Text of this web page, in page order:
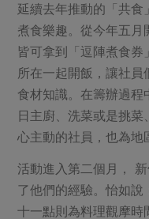
休閒零嘴
居家好物
美妝保養
家庭清潔
日用品
防災用品
漬物
涼拌沙拉
飲品
主題食譜
異國料理
年菜食譜
議題活動
主婦聯盟X樂齡網特約優惠
30%rPET紅烏龍茶
2024農業發展計畫年度報告
傳到心坎裡，誠心又澎
廢核運動
減添加物
公益金
更多議題
生活者e週報
綠主張月刊
硝酸鹽檢驗
合作社法規
社務專區
最新消息
延續去年推動的「共食
煮食樂趣。從今年五月
皆可拿到「逗陣煮食
所在一起開飯，讓社
食材知識。在籌辦過程
日主廚、洗菜或是挑
心主動的社員，也為地
活動進入第二個月，
了他們的經驗。怡如說
十一點則為料理觀摩時